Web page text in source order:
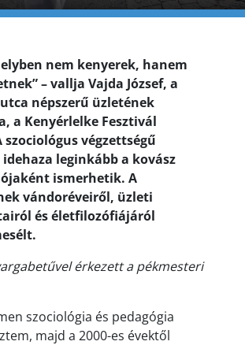
nem kenyerek, hanem
– vallja Vajda József, a
népszerű üzletének
a Kenyérlelke Fesztivál
végzettségű
leginkább a kovász
ismerhetik. A
vándoréveiről, üzleti
és életfilozófiájáról
érkezett a pékmesteri
szociológia és pedagógia
majd a 2000-es évektől